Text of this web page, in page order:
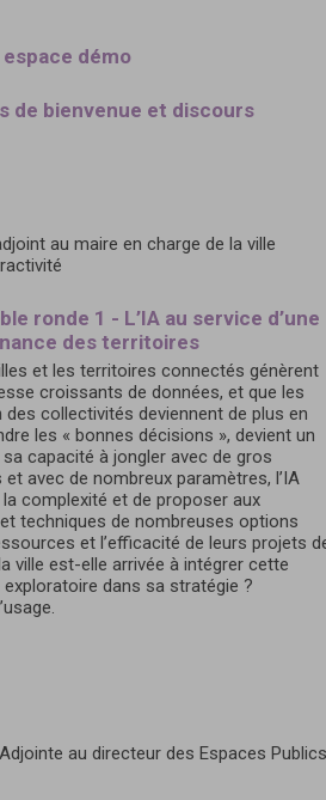
démo
de bienvenue et discours
au maire en charge de la ville
ronde 1 - L’IA au service d’une
des territoires
et les territoires connectés génèrent
croissants de données, et que les
collectivités deviennent de plus en
les « bonnes décisions », devient un
capacité à jongler avec de gros
avec de nombreux paramètres, l’IA
la complexité et de proposer aux
techniques de nombreuses options
et l’efficacité de leurs projets
ville est-elle arrivée à intégrer cette
dans sa stratégie ?
au directeur des Espaces Publics